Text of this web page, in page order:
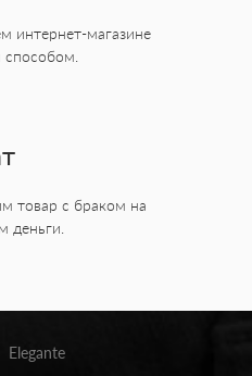
интернет-магазине
товар с браком на
деньги.
Elegante